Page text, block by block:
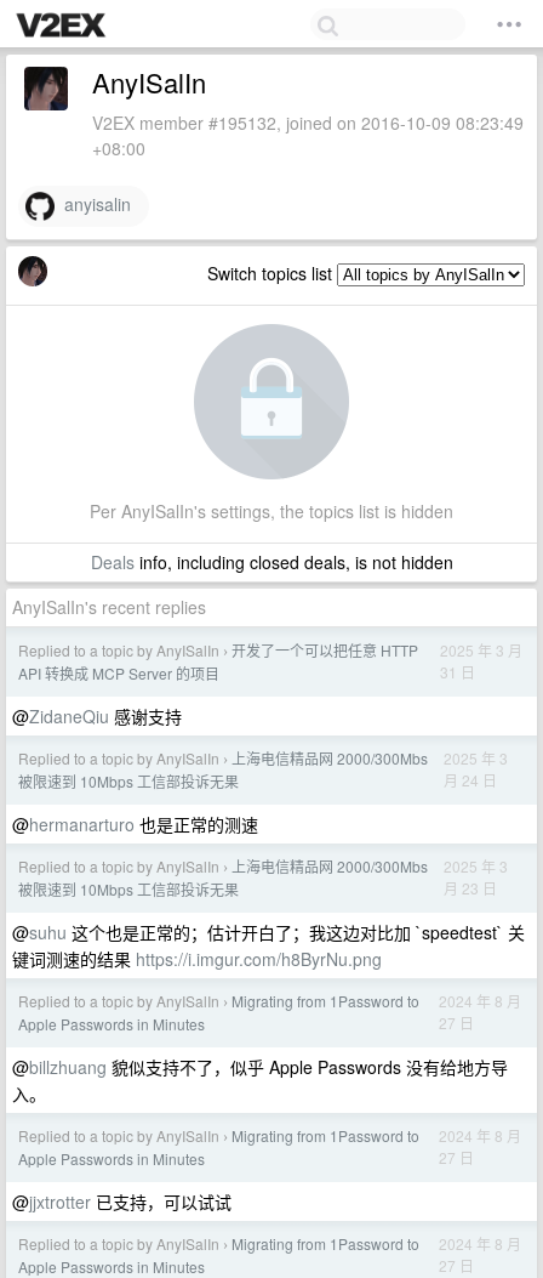
AnyISalIn
V2EX member #195132, joined on 2016-10-09 08:23:49
+08:00
anyisalin
Switch topics list
Per AnyISalIn's settings, the topics list is hidden
Dealsinfo, including closed deals, is not hidden
AnyISalIn's recent replies
Replied to a topic by AnyISalIn › 开发了一个可以把任意 HTTP
API 转换成 MCP Server 的项目
2025 年 3 月
31 日
@ZidaneQiu 感谢支持
Replied to a topic by AnyISalIn ›
上海电信精品网 2000/300Mbs
被限速到 10Mbps 工信部投诉无果
2025 年 3
月 24 日
@hermanarturo 也是正常的测速
Replied to a topic by AnyISalIn ›
上海电信精品网 2000/300Mbs
被限速到 10Mbps 工信部投诉无果
2025 年 3
月 23 日
@suhu 这个也是正常的；估计开白了；我这边对比加 `speedtest` 关
键词测速的结果 https://i.imgur.com/h8ByrNu.png
Replied to a topic by AnyISalIn › Migrating from 1Password to
Apple Passwords in Minutes
2024 年 8 月
27 日
@billzhuang 貌似支持不了，似乎 Apple Passwords 没有给地方导
入。
Replied to a topic by AnyISalIn › Migrating from 1Password to
Apple Passwords in Minutes
2024 年 8 月
27 日
@jjxtrotter 已支持，可以试试
Replied to a topic by AnyISalIn › Migrating from 1Password to
Apple Passwords in Minutes
2024 年 8 月
27 日